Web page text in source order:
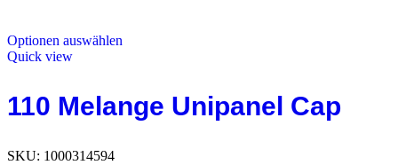
Optionen auswählen
Quick view
110 Melange Unipanel Cap
SKU: 1000314594